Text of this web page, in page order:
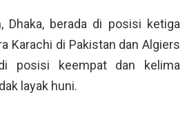
Dhaka, berada di posisi ketiga
Karachi di Pakistan dan Algiers
posisi keempat dan kelima
layak huni.